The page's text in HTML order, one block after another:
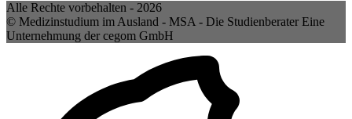
Alle Rechte vorbehalten - 2026
© Medizinstudium im Ausland - MSA - Die Studienberater Eine
Unternehmung der cegom GmbH